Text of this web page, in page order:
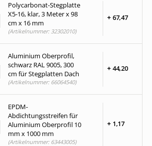
Polycarbonat-Stegplatte
X5-16, klar, 3 Meter x 98
cm x 16 mm
+ 67,47
(Artikelnummer: 32302010)
Aluminium Oberprofil,
schwarz RAL 9005, 300
cm für Stegplatten Dach
+ 44,20
(Artikelnummer: 66064540)
EPDM-
Abdichtungsstreifen für
Aluminium Oberprofil 10
mm x 1000 mm
+ 1,17
(Artikelnummer: 63443005)